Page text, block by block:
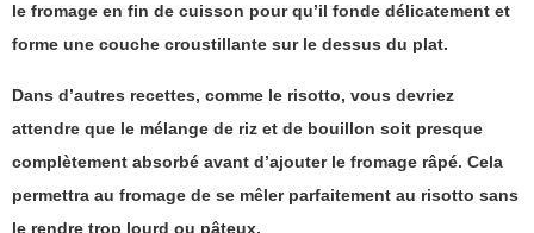
le fromage en fin de cuisson pour qu’il fonde délicatement et
forme une couche croustillante sur le dessus du plat.
Dans d’autres recettes, comme le risotto, vous devriez
attendre que le mélange de riz et de bouillon soit presque
complètement absorbé avant d’ajouter le fromage râpé. Cela
permettra au fromage de se mêler parfaitement au risotto sans
le rendre trop lourd ou pâteux.